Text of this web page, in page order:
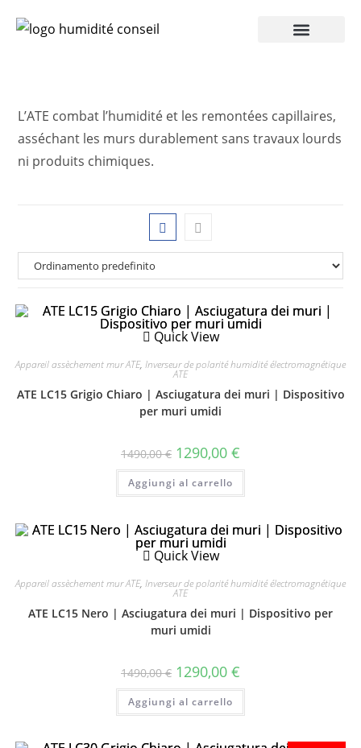
L’ATE combat l’humidité et les remontées capillaires,
asséchant les murs durablement sans travaux lourds
ni produits chimiques.
Quick View
Appareil assèchement mur ATE, Inverseur de polarité humidité électromagnétique
ATE
ATE LC15 Grigio Chiaro | Asciugatura dei muri | Dispositivo
per muri umidi
1490,00€ 1290,00 €
Aggiungi al carrello
Quick View
Appareil assèchement mur ATE, Inverseur de polarité humidité électromagnétique
ATE
ATE LC15 Nero | Asciugatura dei muri | Dispositivo per
muri umidi
1490,00€ 1290,00 €
Aggiungi al carrello